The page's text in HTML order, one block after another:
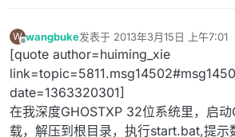
W
离线
wangbuke发表于 2013年3月15日 上午7:01
最后由 编辑
[quote author=huiming_xie
date=1363320301]
在我深度GHOSTXP 32位系统里，启
载，解压到根目录，执行start.bat,提示